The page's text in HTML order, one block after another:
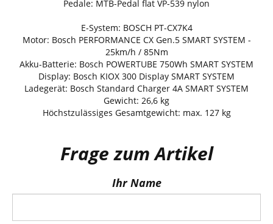
Pedale: MTB-Pedal flat VP-539 nylon
E-System: BOSCH PT-CX7K4
Motor: Bosch PERFORMANCE CX Gen.5 SMART SYSTEM -
25km/h / 85Nm
Akku-Batterie: Bosch POWERTUBE 750Wh SMART SYSTEM
Display: Bosch KIOX 300 Display SMART SYSTEM
Ladegerät: Bosch Standard Charger 4A SMART SYSTEM
Gewicht: 26,6 kg
Höchstzulässiges Gesamtgewicht: max. 127 kg
Frage zum Artikel
Ihr Name